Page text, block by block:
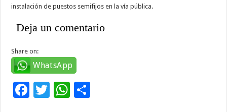
instalación de puestos semifijos en la vía pública.
Deja un comentario
Share on:
WhatsApp
F
T
W